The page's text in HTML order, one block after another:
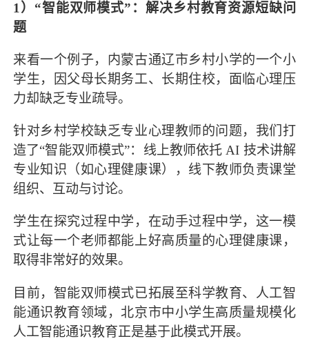
1）“智能双师模式”：解决乡村教育资源短缺问
题
来看一个例子，内蒙古通辽市乡村小学的一个小
学生，因父母长期务工、长期住校，面临心理压
力却缺乏专业疏导。
针对乡村学校缺乏专业心理教师的问题，我们打
造了“智能双师模式”：线上教师依托 AI 技术讲解
专业知识（如心理健康课），线下教师负责课堂
组织、互动与讨论。
学生在探究过程中学，在动手过程中学，这一模
式让每一个老师都能上好高质量的心理健康课，
取得非常好的效果。
目前，智能双师模式已拓展至科学教育、人工智
能通识教育领域，北京市中小学生高质量规模化
人工智能通识教育正是基于此模式开展。